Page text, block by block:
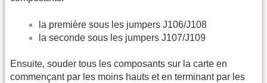
la première sous les jumpers J106/J108
la seconde sous les jumpers J107/J109
Ensuite, souder tous les composants sur la carte en
commençant par les moins hauts et en terminant par les